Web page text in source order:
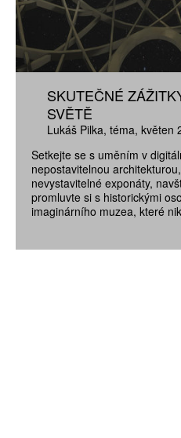
SKUTEČNÉ
SVĚTĚ
Lukáš Pilka téma květen
Setkejte se s uměním v
nepostavitelnou
nevystavitelné exponáty,
promluvte si s historickými
imaginárního muzea, které